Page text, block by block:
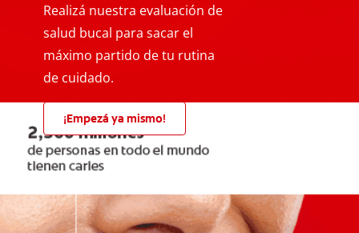
Realizá nuestra evaluación de
salud bucal para sacar el
máximo partido de tu rutina
de cuidado.
¡Empezá ya mismo!